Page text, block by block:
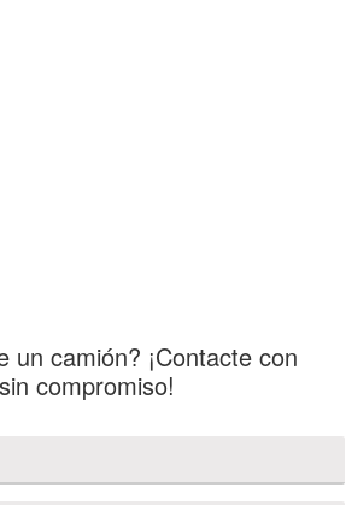
camión? ¡Contacte con
compromiso!